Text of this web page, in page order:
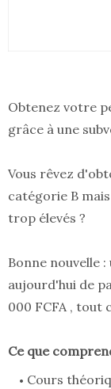
Obtenez votre
grâce à une
Vous rêvez
catégorie B
trop élevés ?
Bonne nouvelle
aujourd'hui de
000 FCFA , tout
Ce que
Cours